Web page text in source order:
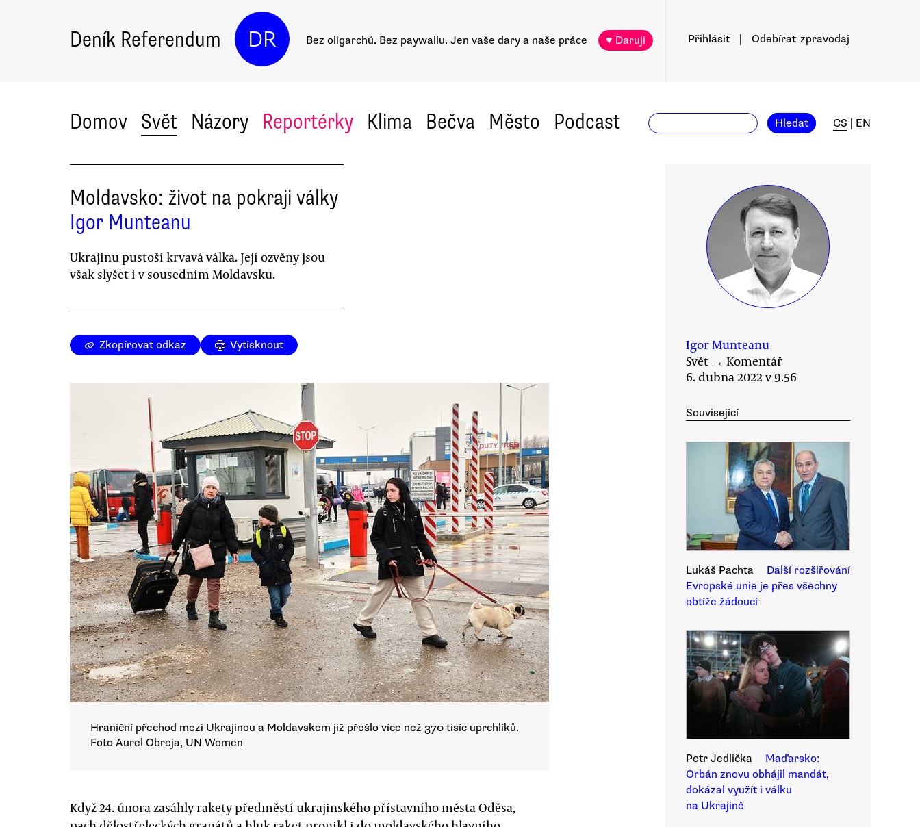
Deník Referendum DR Bez oligarchů. Bez paywallu. Jen vaše dary a naše práce ♥ Daruji Přihlásit Odebírat zpravodaj
Domov Svět Názory Reportérky Klima Bečva Město Podcast Hledat CS EN
Moldavsko: život na pokraji války
Igor Munteanu
Ukrajinu pustoší krvavá válka. Její ozvěny jsou
však slyšet i v sousedním Moldavsku.
Zkopírovat odkaz Vytisknout
Hraniční přechod mezi Ukrajinou a Moldavskem již přešlo více než 370 tisíc uprchlíků.
Foto Aurel Obreja, UN Women
Když 24. února zasáhly rakety předměstí ukrajinského přístavního města Oděsa,
Igor Munteanu
Svět → Komentář
6. dubna 2022 v 9.56
Související
Lukáš Pachta
Další rozšiřování
Evropské unie je přes všechny
obtíže žádoucí
Petr Jedlička
Maďarsko:
Orbán znovu obhájil mandát,
dokázal využít i válku
na Ukrajině